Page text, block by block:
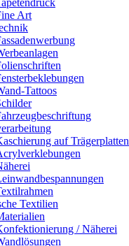
Art
Tattoos
auf Trägerplatten
Textilien
/ Näherei